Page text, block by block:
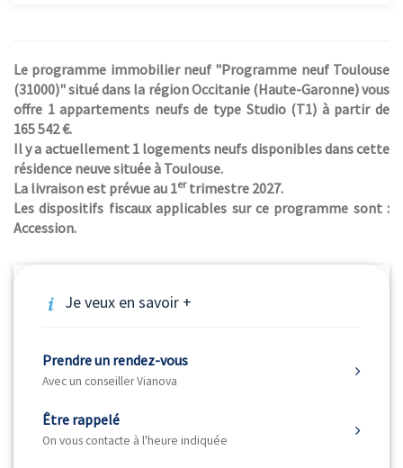
Le programme immobilier neuf "Programme neuf Toulouse
(31000)" situé dans la région Occitanie (Haute-Garonne) vous
offre 1 appartements neufs de type Studio (T1) à partir de
165 542 €.
Il y a actuellement 1 logements neufs disponibles dans cette
résidence neuve située à Toulouse.
La livraison est prévue au 1ertrimestre 2027.
Les dispositifs fiscaux applicables sur ce programme sont :
Accession.
Je veux en savoir +
Prendre un rendez-vous
Avec un conseiller Vianova
Être rappelé
On vous contacte à l'heure indiquée